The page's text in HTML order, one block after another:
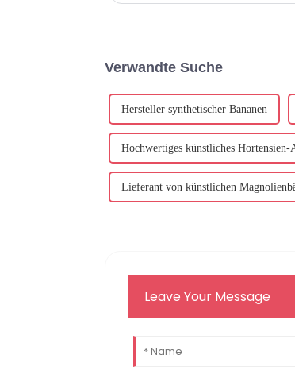
Verwandte Suche
Hersteller synthetischer Bananen
Hochwertiges künstliches Hortensien-
Lieferant von künstlichen
Leave Your Message